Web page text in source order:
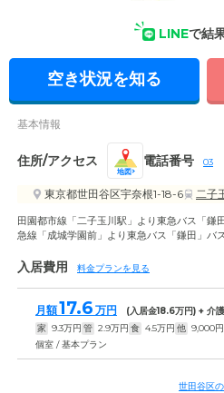
LINEで結
空き状況を知る
基本情報
住所/アクセス
地図
電話番号 03
東京都世田谷区宇奈根1-18-6 二子
田園都市線「二子玉川駅」より東急バス「鎌
急線「成城学園前」より東急バス「鎌田」バ
入居費用 料金プランを見る
月額17.6 万円 (入居金18.6万円) + 介
家 9.3万円 管 2.9万円 食 4.5万円 他 9,000円
個室 / 基本プラン
世田谷区